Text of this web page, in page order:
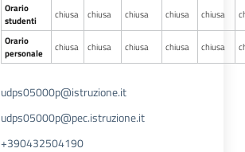
Orario
studenti
chiusa chiusa chiusa chiusa chiusa
Orario
personale
chiusa chiusa chiusa chiusa chiusa
udps05000p@istruzione.it
udps05000p@pec.istruzione.it
+390432504190